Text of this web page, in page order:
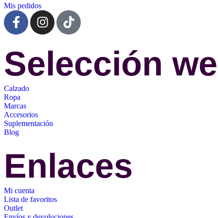
Mis pedidos
Selección
Calzado
Ropa
Marcas
Accesorios
Suplementación
Blog
Enlaces
Mi cuenta
Lista de favoritos
Outlet